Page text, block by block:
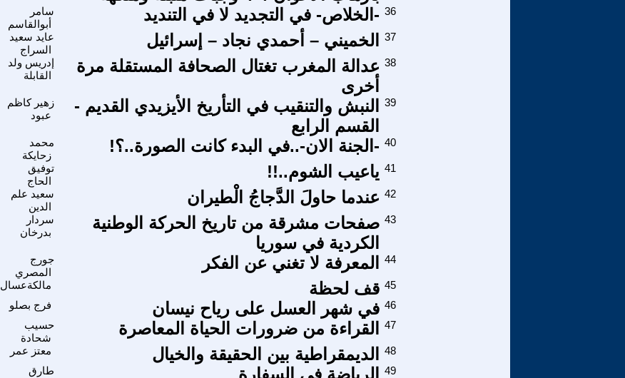
سامر
أبوالقاسم
-الخلاص- في التجديد لا في التنديد 36
عايد سعيد
السراج
الخميني – أحمدي نجاد – إسرائيل 37
إدريس ولد
القابلة
عدالة المغرب تغتال الصحافة المستقلة مرة
أخرى
38
زهير كاظم
عبود
النبش والتنقيب في التأريخ الأيزيدي القديم -
القسم الرابع
39
محمد
زحايكة
-الجنة الان-..في البدء كانت الصورة..؟! 40
توفيق
الحاج
ياعيب الشوم..!! 41
سعيد علم
الدين
عندما حاولَ الدَّجاجُ الْطيران 42
سردار
بدرخان
صفحات مشرقة من تاريخ الحركة الوطنية
الكردية في سوريا
43
جورج
المصري
المعرفة لا تغني عن الفكر 44
مالكةعسال قف لحظة 45
فرج بصلو في شهر العسل على رياح نيسان 46
حسيب
شحادة
القراءة من ضرورات الحياة المعاصرة 47
معتز عمر الديمقراطية بين الحقيقة والخيال
48
طارق
الرياضة في السفارة 49